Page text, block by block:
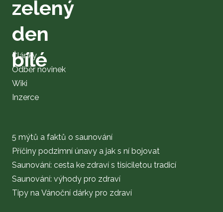
Články
Odběr novinek
Wiki
Inzerce
5 mýtů a faktů o saunování
Příčiny podzimní únavy a jak s ní bojovat
Saunování: cesta ke zdraví s tisíciletou tradicí
Saunování: výhody pro zdraví
Tipy na Vánoční dárky pro zdraví